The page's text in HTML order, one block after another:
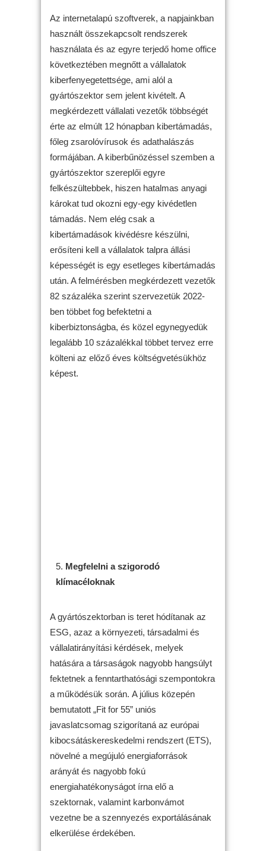
Az internetalapú szoftverek, a napjainkban
használt összekapcsolt rendszerek
használata és az egyre terjedő home office
következtében megnőtt a vállalatok
kiberfenyegetettsége, ami alól a
gyártószektor sem jelent kivételt. A
megkérdezett vállalati vezetők többségét
érte az elmúlt 12 hónapban kibertámadás,
főleg zsarolóvírusok és adathalászás
formájában. A kiberbűnözéssel szemben a
gyártószektor szereplői egyre
felkészültebbek, hiszen hatalmas anyagi
károkat tud okozni egy-egy kivédetlen
támadás. Nem elég csak a
kibertámadások kivédésre készülni,
erősíteni kell a vállalatok talpra állási
képességét is egy esetleges kibertámadás
után. A felmérésben megkérdezett vezetők
82 százaléka szerint szervezetük 2022-
ben többet fog befektetni a
kiberbiztonságba, és közel egynegyedük
legalább 10 százalékkal többet tervez erre
költeni az előző éves költségvetésükhöz
képest.
Megfelelni a szigorodó
klímacéloknak
A gyártószektorban is teret hódítanak az
ESG, azaz a környezeti, társadalmi és
vállalatirányítási kérdések, melyek
hatására a társaságok nagyobb hangsúlyt
fektetnek a fenntarthatósági szempontokra
a működésük során. A július közepén
bemutatott „Fit for 55” uniós
javaslatcsomag szigorítaná az európai
kibocsátáskereskedelmi rendszert (ETS),
növelné a megújuló energiaforrások
arányát és nagyobb fokú
energiahatékonyságot írna elő a
szektornak, valamint karbonvámot
vezetne be a szennyezés exportálásának
elkerülése érdekében.